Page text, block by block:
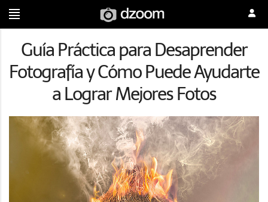
Guía Práctica para Desaprender
Fotografía y Cómo Puede Ayudarte
a Lograr Mejores Fotos